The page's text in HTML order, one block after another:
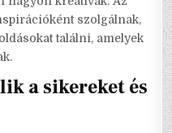
szolgálnak,
találni, amelyek
a sikereket és